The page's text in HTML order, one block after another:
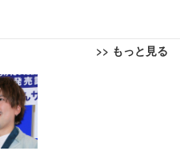
>> もっと見る
チェア 椅子 テレワーク 疲れな
レスト コンパクト 約105度ロッ
360度回転 座面昇降 強化ナイロ
メッシュ 在宅ワーク H-WY01
プレミアムモニター | FlexScan
型4K UHD・USB Type-C・ホワ
ペットシーツ 薄型 レギュラー 1
ワイト 300枚